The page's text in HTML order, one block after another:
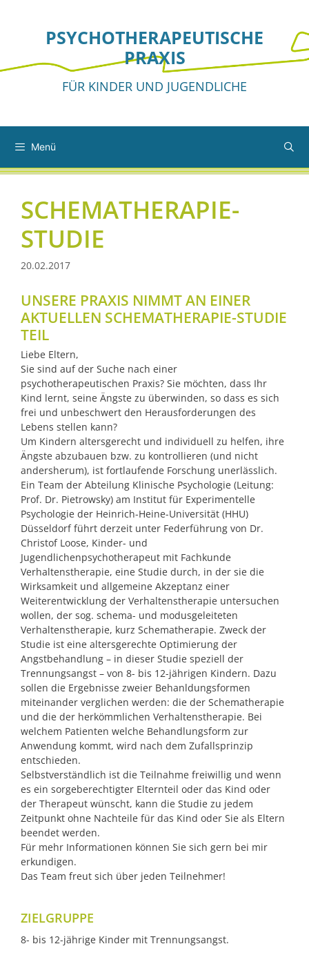
PSYCHO­THERA­PEU­TISCHE
PRAXIS
FÜR KINDER UND JUGENDLICHE
Menü
SCHEMATHERAPIE-
STUDIE
20.02.2017
UNSERE PRAXIS NIMMT AN EINER
AKTUELLEN SCHEMATHERAPIE-STUDIE
TEIL
Liebe Eltern,
Sie sind auf der Suche nach einer
psychotherapeutischen Praxis? Sie möchten, dass Ihr
Kind lernt, seine Ängste zu überwinden, so dass es sich
frei und unbeschwert den Herausforderungen des
Lebens stellen kann?
Um Kindern altersgerecht und individuell zu helfen, ihre
Ängste abzubauen bzw. zu kontrollieren (und nicht
andersherum), ist fortlaufende Forschung unerlässlich.
Ein Team der Abteilung Klinische Psychologie (Leitung:
Prof. Dr. Pietrowsky) am Institut für Experimentelle
Psychologie der Heinrich-Heine-Universität (HHU)
Düsseldorf führt derzeit unter Federführung von Dr.
Christof Loose, Kinder- und
Jugendlichenpsychotherapeut mit Fachkunde
Verhaltenstherapie, eine Studie durch, in der sie die
Wirksamkeit und allgemeine Akzeptanz einer
Weiterentwicklung der Verhaltenstherapie untersuchen
wollen, der sog. schema- und modusgeleiteten
Verhaltenstherapie, kurz Schematherapie. Zweck der
Studie ist eine altersgerechte Optimierung der
Angstbehandlung – in dieser Studie speziell der
Trennungsangst – von 8- bis 12-jährigen Kindern. Dazu
sollen die Ergebnisse zweier Behanldungsformen
miteinander verglichen werden: die der Schematherapie
und die der herkömmlichen Verhaltenstherapie. Bei
welchem Patienten welche Behandlungsform zur
Anwendung kommt, wird nach dem Zufallsprinzip
entschieden.
Selbstverständlich ist die Teilnahme freiwillig und wenn
es ein sorgeberechtigter Elternteil oder das Kind oder
der Therapeut wünscht, kann die Studie zu jedem
Zeitpunkt ohne Nachteile für das Kind oder Sie als Eltern
beendet werden.
Für mehr Informationen können Sie sich gern bei mir
erkundigen.
Das Team freut sich über jeden Teilnehmer!
ZIELGRUPPE
8- bis 12-jährige Kinder mit Trennungsangst.